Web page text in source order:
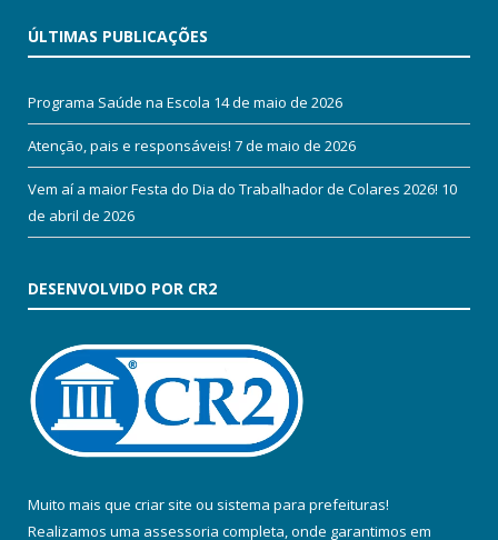
ÚLTIMAS PUBLICAÇÕES
Programa Saúde na Escola 14 de maio de 2026
Atenção, pais e responsáveis! 7 de maio de 2026
Vem aí a maior Festa do Dia do Trabalhador de Colares 2026! 10
de abril de 2026
DESENVOLVIDO POR CR2
Muito mais que criar site ou sistema para prefeituras!
Realizamos uma assessoria completa, onde garantimos em